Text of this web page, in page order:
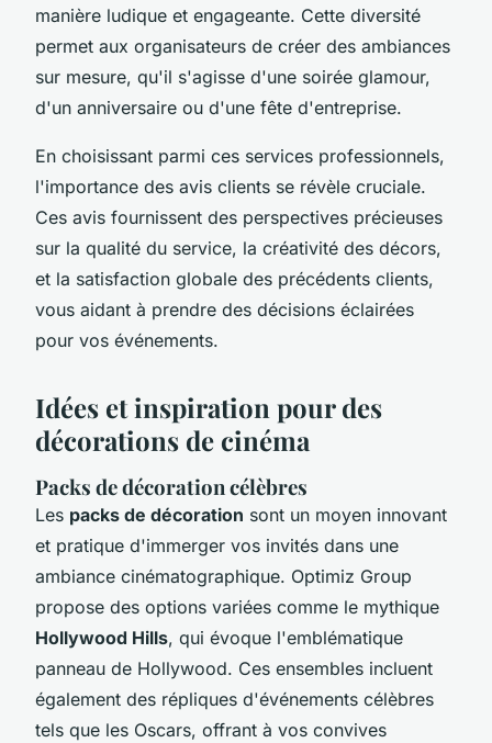
manière ludique et engageante. Cette diversité
permet aux organisateurs de créer des ambiances
sur mesure, qu'il s'agisse d'une soirée glamour,
d'un anniversaire ou d'une fête d'entreprise.
En choisissant parmi ces services professionnels,
l'importance des avis clients se révèle cruciale.
Ces avis fournissent des perspectives précieuses
sur la qualité du service, la créativité des décors,
et la satisfaction globale des précédents clients,
vous aidant à prendre des décisions éclairées
pour vos événements.
Idées et inspiration pour des
décorations de cinéma
Packs de décoration célèbres
Les packs de décoration sont un moyen innovant
et pratique d'immerger vos invités dans une
ambiance cinématographique. Optimiz Group
propose des options variées comme le mythique
Hollywood Hills, qui évoque l'emblématique
panneau de Hollywood. Ces ensembles incluent
également des répliques d'événements célèbres
tels que les Oscars, offrant à vos convives